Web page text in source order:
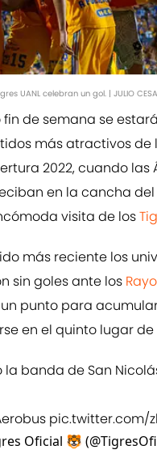
UANL celebran un gol. | JULIO
fin de semana se
más atractivos de
2022, cuando las
en la cancha del
visita de los
más reciente los
sin goles ante los
punto para
en el quinto lugar
la banda de San
pic.twitter.com/
Oficial 🐯